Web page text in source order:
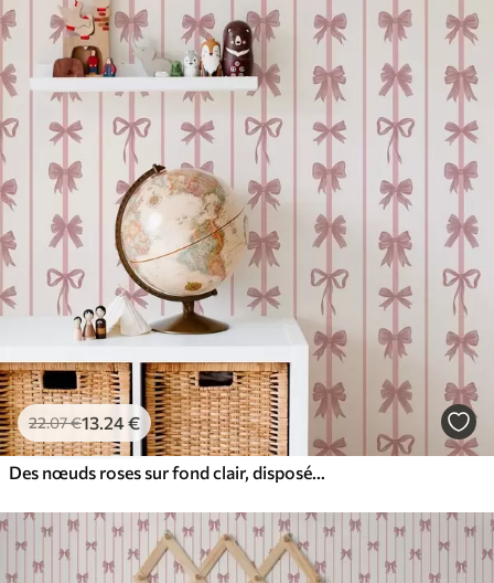
65.0039.00€/m²
22.07€13.24€
Des nœuds roses sur fond clair, disposés en rayures verticales